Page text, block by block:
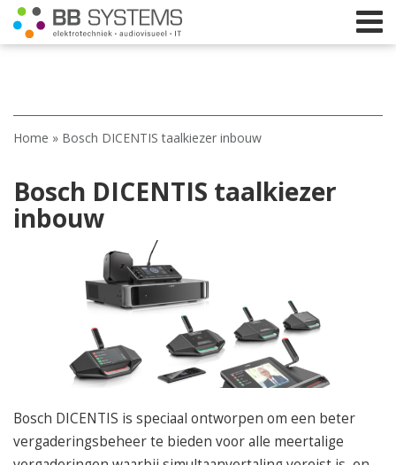
Home
Beeld
Elektrotechniek
IT
Webshop
050 – 54 91 662
Route
Home » Bosch DICENTIS taalkiezer inbouw
Bosch DICENTIS taalkiezer
inbouw
Bosch DICENTIS is speciaal ontworpen om een beter
vergaderingsbeheer te bieden voor alle meertalige